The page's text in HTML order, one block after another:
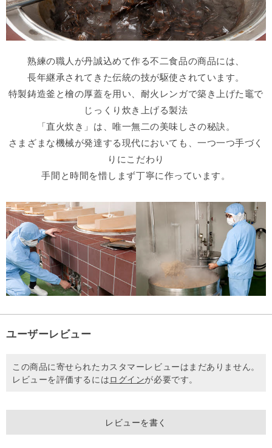
熟練の職人が丹誠込めて作る不二食品の商品には、
長年継承されてきた伝統の技が駆使されています。
特製鋳造釜と檜の厚蓋を用い、耐火レンガで築き上げた竈で
じっくり炊き上げる製法
「直火炊き」は、唯一無二の美味しさの秘訣。
さまざまな機械が発達する現代においても、一つ一つ手づく
りにこだわり
手間と時間を惜しまず丁寧に作っています。
ユーザーレビュー
この商品に寄せられたカスタマーレビューはまだありません。
レビューを評価するにはログインが必要です。
レビューを書く